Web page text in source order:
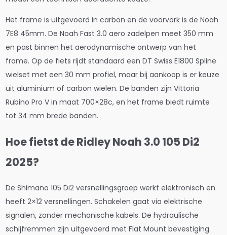
Het frame is uitgevoerd in carbon en de voorvork is de Noah
7E8 45mm. De Noah Fast 3.0 aero zadelpen meet 350 mm
en past binnen het aerodynamische ontwerp van het
frame. Op de fiets rijdt standaard een DT Swiss E1800 Spline
wielset met een 30 mm profiel, maar bij aankoop is er keuze
uit aluminium of carbon wielen. De banden zijn Vittoria
Rubino Pro V in maat 700×28c, en het frame biedt ruimte
tot 34 mm brede banden.
Hoe fietst de Ridley Noah 3.0 105 Di2
2025?
De Shimano 105 Di2 versnellingsgroep werkt elektronisch en
heeft 2×12 versnellingen. Schakelen gaat via elektrische
signalen, zonder mechanische kabels. De hydraulische
schijfremmen zijn uitgevoerd met Flat Mount bevestiging.